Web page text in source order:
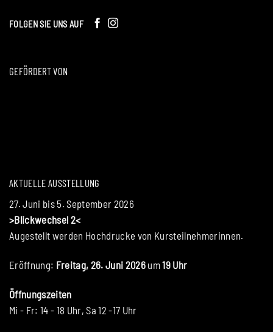
FOLGEN SIE UNS AUF
GEFÖRDERT VON
AKTUELLE AUSSTELLUNG
27. Juni bis 5. September 2026
>Blickwechsel 2<
Augestellt werden Hochdrucke von Kursteilnehmerinnen.
Eröffnung: Freitag, 26. Juni 2026 um19 Uhr
Öffnungszeiten
Mi - Fr: 14 - 18 Uhr, Sa 12 -17 Uhr